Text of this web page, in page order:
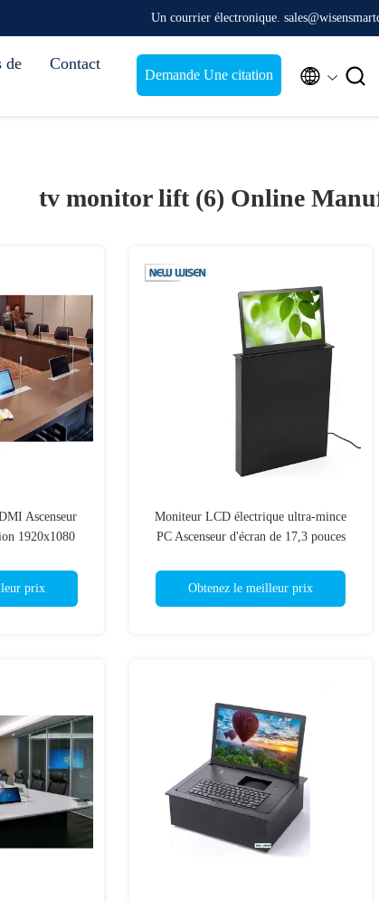
Un courrier électronique.
de
Contact
Demande Une citation  
tv monitor lift (6) Online
Ascenseur
1920x1080
prix
Moniteur LCD électrique ultra-mince
PC Ascenseur d'écran de 17,3 pouces
Obtenez le meilleur prix